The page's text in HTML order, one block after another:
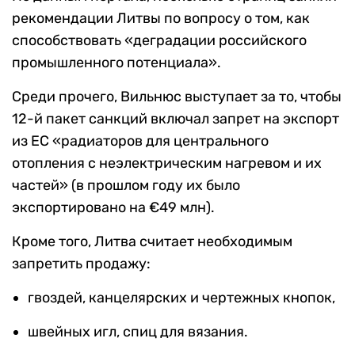
рекомендации Литвы по вопросу о том, как
способствовать «деградации российского
промышленного потенциала».
Среди прочего, Вильнюс выступает за то, чтобы
12-й пакет санкций включал запрет на экспорт
из ЕС «радиаторов для центрального
отопления с неэлектрическим нагревом и их
частей» (в прошлом году их было
экспортировано на €49 млн).
Кроме того, Литва считает необходимым
запретить продажу:
гвоздей, канцелярских и чертежных кнопок,
швейных игл, спиц для вязания.